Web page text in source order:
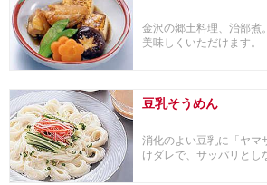
金沢の郷土料理、治部煮
美味しくいただけます。
豆乳そうめん
消化のよい豆乳に「ヤマ
けダレで、サッパリとし